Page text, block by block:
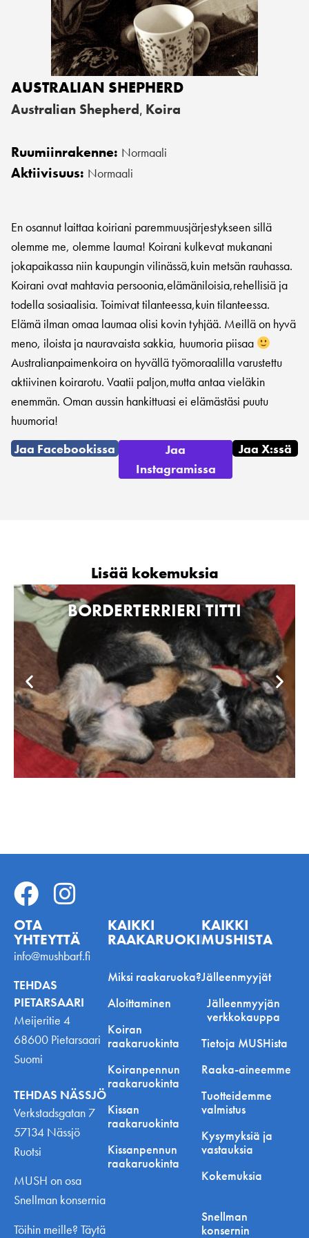
AUSTRALIAN SHEPHERD
Australian Shepherd, Koira
Ruumiinrakenne: Normaali
Aktiivisuus: Normaali
En osannut laittaa koiriani paremmuusjärjestykseen sillä
olemme me, olemme lauma! Koirani kulkevat mukanani
jokapaikassa niin kaupungin vilinässä,kuin metsän rauhassa.
Koirani ovat mahtavia persoonia,elämäniloisia,rehellisiä ja
todella sosiaalisia. Toimivat tilanteessa,kuin tilanteessa.
Elämä ilman omaa laumaa olisi kovin tyhjää. Meillä on hyvä
meno, iloista ja nauravaista sakkia, huumoria piisaa
Australianpaimenkoira on hyvällä työmoraalilla varustettu
aktiivinen koirarotu. Vaatii paljon,mutta antaa vieläkin
enemmän. Oman aussin hankittuasi ei elämästäsi puutu
huumoria!
Jaa Facebookissa
Jaa
Instagramissa
Jaa X:ssä
Lisää kokemuksia
BORDERTERRIERI TITTI
OTA
YHTEYTTÄ
info@mushbarf.fi
TEHDAS
PIETARSAARI
Meijeritie 4
68600 Pietarsaari
Suomi
TEHDAS NÄSSJÖ
Verkstadsgatan 7
57134 Nässjö
Ruotsi
MUSH on osa
Snellman konsernia
Töihin meille? Täytä
KAIKKI
RAAKARUOKINNASTA
Miksi raakaruoka?
Aloittaminen
Koiran
raakaruokinta
Koiranpennun
raakaruokinta
Kissan
raakaruokinta
Kissanpennun
raakaruokinta
KAIKKI
MUSHISTA
Jälleenmyyjät
Jälleenmyyjän
verkkokauppa
Tietoja MUSHista
Raaka-aineemme
Tuotteidemme
valmistus
Kysymyksiä ja
vastauksia
Kokemuksia
Snellman
konsernin